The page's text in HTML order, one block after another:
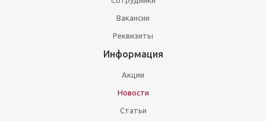
Вакансии
Реквизиты
Информация
Акции
Новости
Статьи